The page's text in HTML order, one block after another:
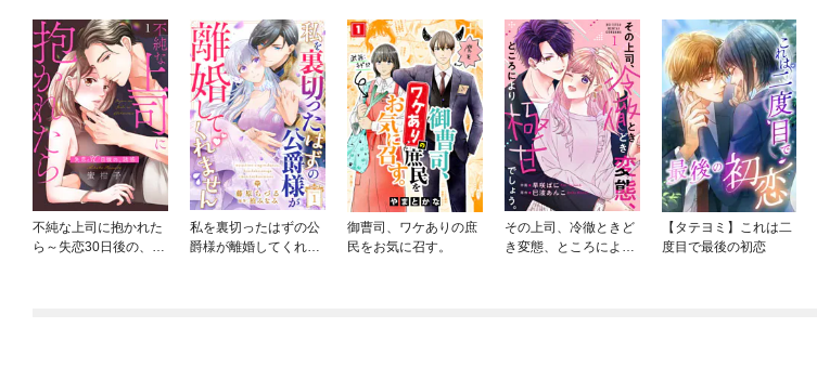
不純な上司に抱かれた
ら～失恋30日後の、誘
私を裏切ったはずの公
爵様が離婚してくれま
御曹司、ワケありの庶
民をお気に召す。
その上司、冷徹ときど
き変態、ところにより
【タテヨミ】これは二
度目で最後の初恋